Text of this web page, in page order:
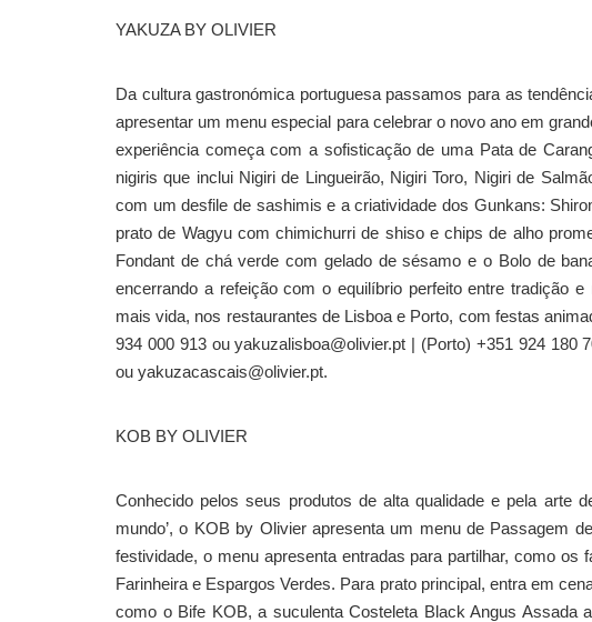
YAKUZA BY OLIVIER
Da cultura gastronómica portuguesa passamos para as
apresentar um menu especial para celebrar o novo ano em
experiência começa com a sofisticação de uma Pata de
nigiris que inclui Nigiri de Lingueirão, Nigiri Toro, Nigiri de
com um desfile de sashimis e a criatividade dos Gunkans:
prato de Wagyu com chimichurri de shiso e chips de alho
Fondant de chá verde com gelado de sésamo e o Bolo de
encerrando a refeição com o equilíbrio perfeito entre tradição
mais vida, nos restaurantes de Lisboa e Porto, com festas
934 000 913 ou yakuzalisboa@olivier.pt | (Porto) +351 924
ou yakuzacascais@olivier.pt.
KOB BY OLIVIER
Conhecido pelos seus produtos de alta qualidade e pela arte
mundo’, o KOB by Olivier apresenta um menu de Passagem
festividade, o menu apresenta entradas para partilhar, como
Farinheira e Espargos Verdes. Para prato principal, entra em
como o Bife KOB, a suculenta Costeleta Black Angus Assada